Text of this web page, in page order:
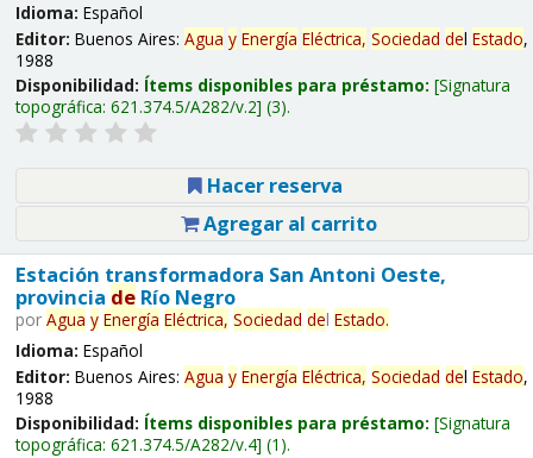
Idioma: Español
Editor: Buenos Aires: Agua y Energía Eléctrica, Sociedad del Estado,
1988
Disponibilidad: Ítems disponibles para préstamo: Signatura
topográfica: 621.374.5/A282/v.2 (3).
Hacer reserva
Agregar al carrito
Estación transformadora San Antoni Oeste,
provincia deRío Negro
por Agua y Energía Eléctrica, Sociedad del Estado.
Idioma: Español
Editor: Buenos Aires: Agua y Energía Eléctrica, Sociedad del Estado,
1988
Disponibilidad: Ítems disponibles para préstamo: Signatura
topográfica: 621.374.5/A282/v.4 (1).